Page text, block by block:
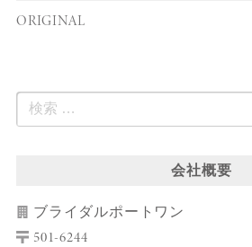
ORIGINAL
会社概要
ブライダルポートワン
501-6244